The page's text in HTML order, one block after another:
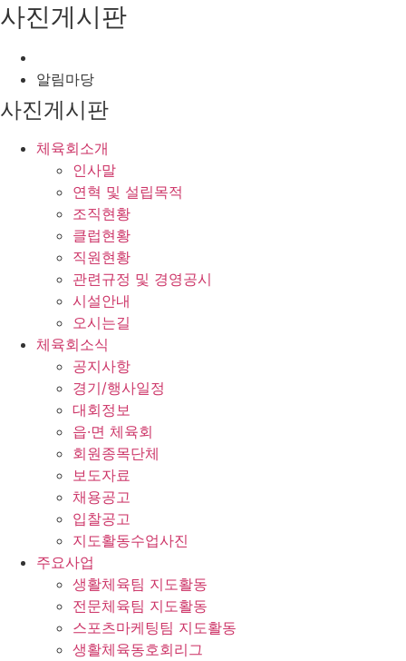
사진게시판
알림마당
사진게시판
체육회소개
인사말
연혁 및 설립목적
조직현황
클럽현황
직원현황
관련규정 및 경영공시
시설안내
오시는길
체육회소식
공지사항
경기/행사일정
대회정보
읍·면 체육회
회원종목단체
보도자료
채용공고
입찰공고
지도활동수업사진
주요사업
생활체육팀 지도활동
전문체육팀 지도활동
스포츠마케팅팀 지도활동
생활체육동호회리그